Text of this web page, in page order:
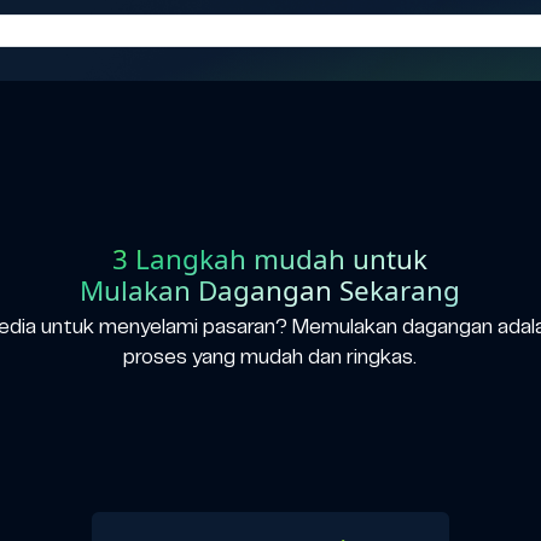
3 Langkah mudah untuk
Mulakan Dagangan Sekarang
untuk menyelami pasaran? Memulakan dagangan
proses yang mudah dan ringkas.